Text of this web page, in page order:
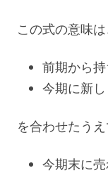
この式の意味は
前期から
今期に新
を合わせたうえ
今期末に